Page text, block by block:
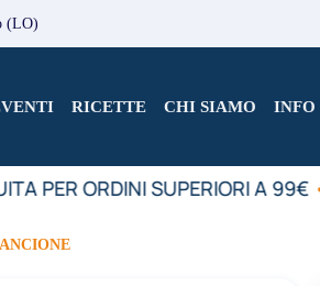
(LO)
RICETTE CHI SIAMO INFO
PER ORDINI SUPERIORI A 99€•